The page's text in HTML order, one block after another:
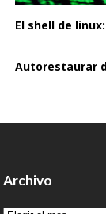
El shell de
Autorestaurar
Archivo